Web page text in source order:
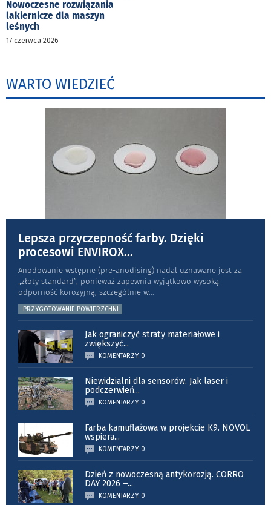
Nowoczesne rozwiązania
lakiernicze dla maszyn
leśnych
17 czerwca 2026
WARTO WIEDZIEĆ
Lepsza przyczepność farby. Dzięki
procesowi ENVIROX...
Anodowanie wstępne (pre-anodising) nadal uznawane jest za
„złoty standard”, ponieważ zapewnia wyjątkowo wysoką
odporność koro­zyjną, szczególnie w...
PRZYGOTOWANIE POWIERZCHNI
Jak ograniczyć straty materiałowe i
zwiększyć...
KOMENTARZY: 0
Niewidzialni dla sensorów. Jak laser i
podczerwień...
KOMENTARZY: 0
Farba kamuflażowa w projekcie K9. NOVOL
wspiera...
KOMENTARZY: 0
Dzień z nowoczesną antykorozją. CORRO
DAY 2026 –...
KOMENTARZY: 0